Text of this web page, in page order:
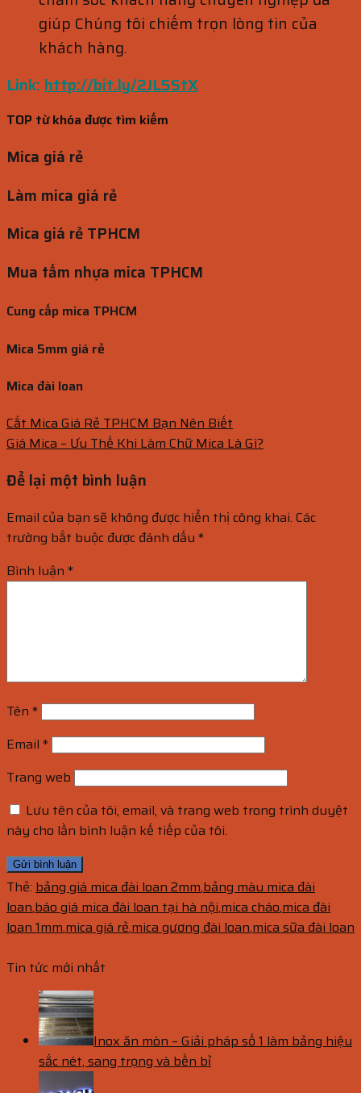
giúp Chúng tôi chiếm trọn lòng tin của
khách hàng.
Link: http://bit.ly/2JL5StX
TOP từ khóa được tìm kiếm
Mica giá rẻ
Làm mica giá rẻ
Mica giá rẻ TPHCM
Mua tấm nhựa mica TPHCM
Cung cấp mica TPHCM
Mica 5mm giá rẻ
Mica đài loan
Cắt Mica Giá Rẻ TPHCM Bạn Nên Biết
Giá Mica – Ưu Thế Khi Làm Chữ Mica Là Gì?
Để lại một bình luận
Email của bạn sẽ không được hiển thị công khai. Các
trường bắt buộc được đánh dấu *
Bình luận *
Tên *
Email *
Trang web
Lưu tên của tôi, email, và trang web trong trình duyệt
này cho lần bình luận kế tiếp của tôi.
Thẻ: bảng giá mica đài loan 2mm,bảng màu mica đài
loan,báo giá mica đài loan tại hà nội,mica cháo,mica đài
loan 1mm,mica giá rẻ,mica gương đài loan,mica sữa đài loan
Tin tức mới nhất
Inox ăn mòn – Giải pháp số 1 làm bảng hiệu
sắc nét, sang trọng và bền bỉ